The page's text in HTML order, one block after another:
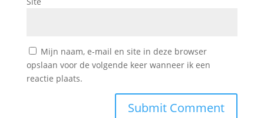
Mijn naam, e-mail en site in deze browser
opslaan voor de volgende keer wanneer ik een
reactie plaats.